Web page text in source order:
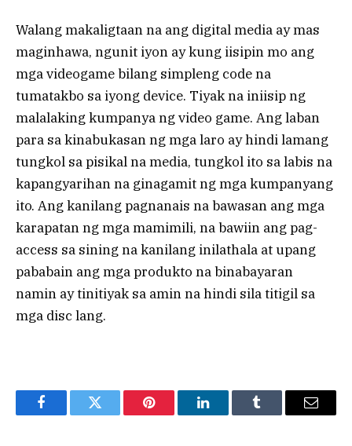
Walang makaligtaan na ang digital media ay mas
maginhawa, ngunit iyon ay kung iisipin mo ang
mga videogame bilang simpleng code na
tumatakbo sa iyong device. Tiyak na iniisip ng
malalaking kumpanya ng video game. Ang laban
para sa kinabukasan ng mga laro ay hindi lamang
tungkol sa pisikal na media, tungkol ito sa labis na
kapangyarihan na ginagamit ng mga kumpanyang
ito. Ang kanilang pagnanais na bawasan ang mga
karapatan ng mga mamimili, na bawiin ang pag-
access sa sining na kanilang inilathala at upang
pababain ang mga produkto na binabayaran
namin ay tinitiyak sa amin na hindi sila titigil sa
mga disc lang.
FacebookTwitter Pinterest LinkedInTumblr Email